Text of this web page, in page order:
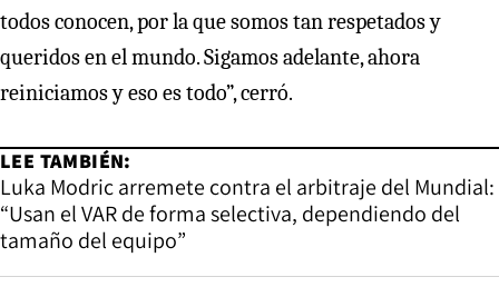
todos conocen, por la que somos tan respetados y
queridos en el mundo. Sigamos adelante, ahora
reiniciamos y eso es todo”, cerró.
LEE TAMBIÉN:
Luka Modric arremete contra el arbitraje del Mundial:
“Usan el VAR de forma selectiva, dependiendo del
tamaño del equipo”